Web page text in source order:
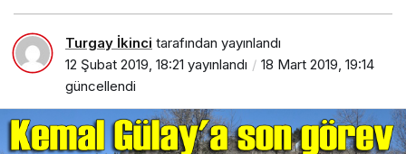
Turgay İkinci tarafından yayınlandı
12 Şubat 2019, 18:21 yayınlandı
18 Mart 2019, 19:14
güncellendi